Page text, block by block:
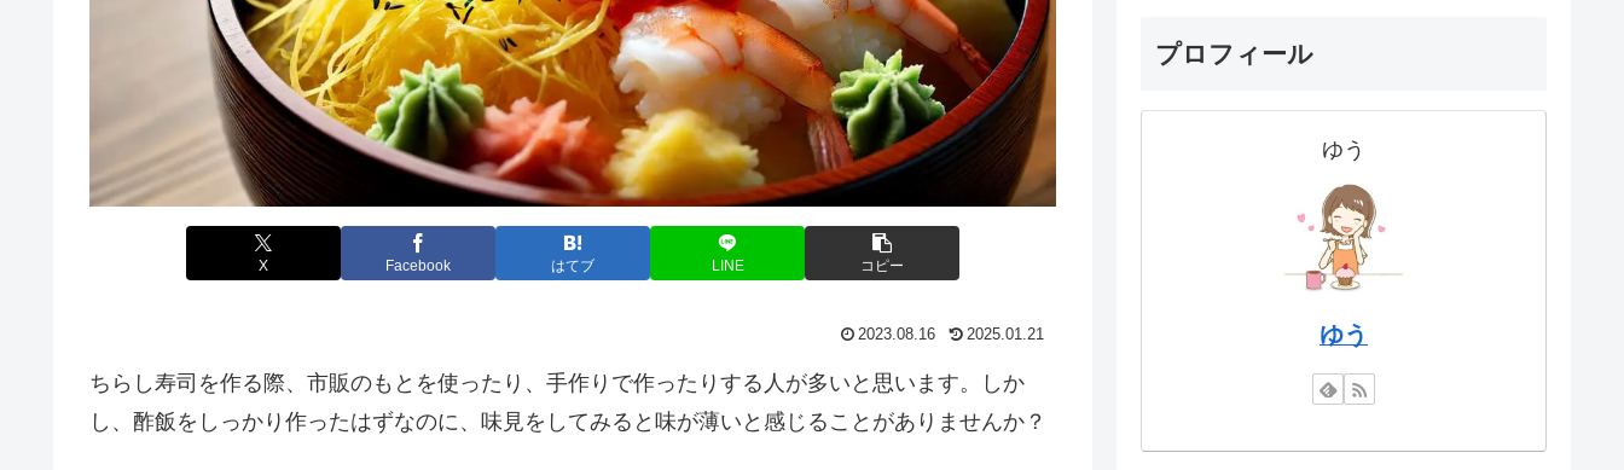
X Facebook はてブ LINE コピー
2023.08.16 2025.01.21
ちらし寿司を作る際、市販のもとを使ったり、手作りで作ったりする人が多いと思います。しか
し、酢飯をしっかり作ったはずなのに、味見をしてみると味が薄いと感じることがありませんか？
プロフィール
ゆう
ゆう